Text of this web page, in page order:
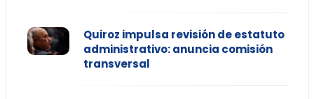
Quiroz impulsa revisión de estatuto
administrativo: anuncia comisión
transversal